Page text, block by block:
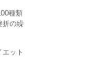
種類
折の繰
ット